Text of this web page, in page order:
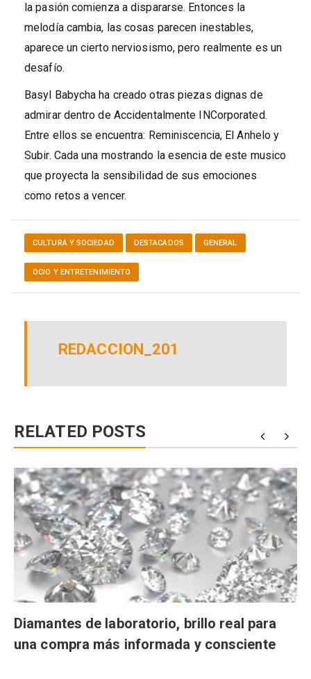
la pasión comienza a dispararse. Entonces la
melodía cambia, las cosas parecen inestables,
aparece un cierto nerviosismo, pero realmente es un
desafío.
Basyl Babycha ha creado otras piezas dignas de
admirar dentro de Accidentalmente INCorporated.
Entre ellos se encuentra: Reminiscencia, El Anhelo y
Subir. Cada una mostrando la esencia de este musico
que proyecta la sensibilidad de sus emociones
como retos a vencer.
CULTURA Y SOCIEDAD DESTACADOS GENERAL
OCIO Y ENTRETENIMIENTO
REDACCION_201
RELATED POSTS
Diamantes de laboratorio, brillo real para
una compra más informada y consciente